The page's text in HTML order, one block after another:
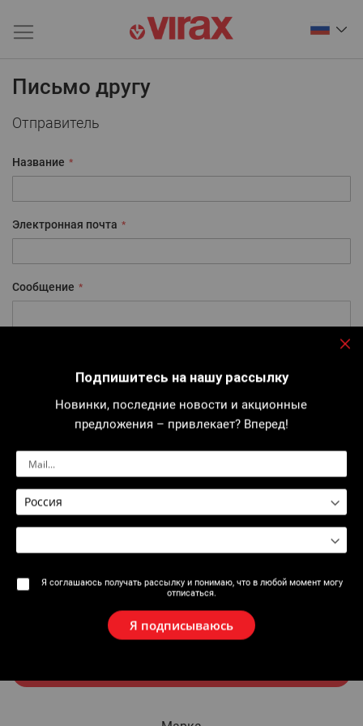
Письмо другу
Отправитель
Название
Электронная почта
Сообщение
Название
Электронная почта
Добавить гостя
Подпишитесь на нашу рассылку
Новинки, последние новости и акционные
предложения – привлекает? Вперед!
Я соглашаюсь получать рассылку и понимаю, что в любой момент могу
отписаться.
Я подписываюсь